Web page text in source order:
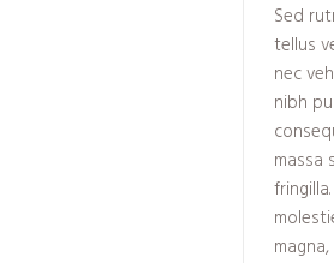
Sed
tellus
nec
nibh
massa